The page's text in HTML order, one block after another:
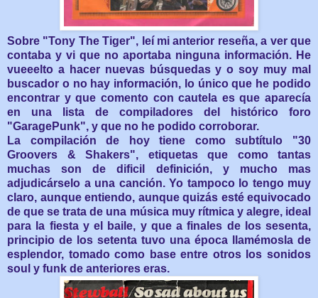
Sobre "Tony The Tiger", leí mi anterior reseña, a ver que
contaba y vi que no aportaba ninguna información. He
vueeelto a hacer nuevas búsquedas y o soy muy mal
buscador o no hay información, lo único que he podido
encontrar y que comento con cautela es que aparecía
en una lista de compiladores del histórico foro
"GaragePunk", y que no he podido corroborar.
La compilación de hoy tiene como subtítulo "30
Groovers & Shakers", etiquetas que como tantas
muchas son de dificil definición, y mucho mas
adjudicárselo a una canción. Yo tampoco lo tengo muy
claro, aunque entiendo, aunque quizás esté equivocado
de que se trata de una música muy rítmica y alegre, ideal
para la fiesta y el baile, y que a finales de los sesenta,
principio de los setenta tuvo una época llamémosla de
esplendor, tomado como base entre otros los sonidos
soul y funk de anteriores eras.